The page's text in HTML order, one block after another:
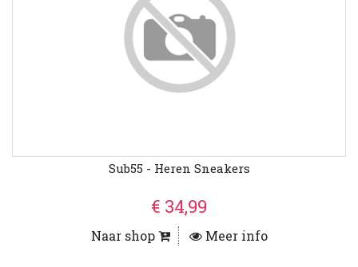
Sub55 - Heren Sneakers
€ 34,99
Naar shop Meer info